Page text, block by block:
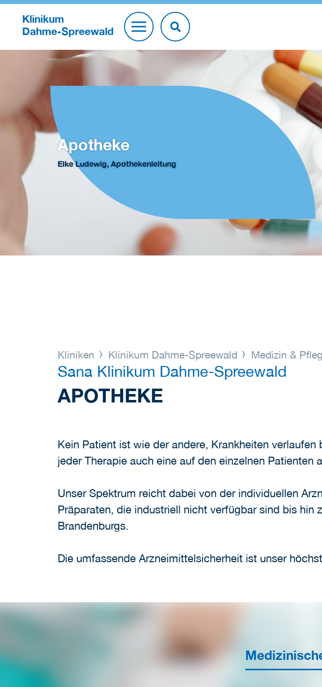
Klinikum
Dahme-Spreewald
Apotheke
Elke Ludewig, Apothekenleitung
Kliniken Klinikum Dahme-Spreewald Medizin &
Sana Klinikum Dahme-Spreewald
APOTHEKE
Kein Patient ist wie der andere, Krankheiten
jeder Therapie auch eine auf den einzelnen
Unser Spektrum reicht dabei von der individuellen
Präparaten, die industriell nicht verfügbar sind bis hin
Brandenburgs.
Die umfassende Arzneimittelsicherheit ist unser